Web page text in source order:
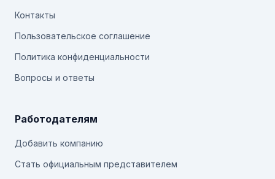
Контакты
Пользовательское соглашение
Политика конфиденциальности
Вопросы и ответы
Работодателям
Добавить компанию
Стать официальным представителем